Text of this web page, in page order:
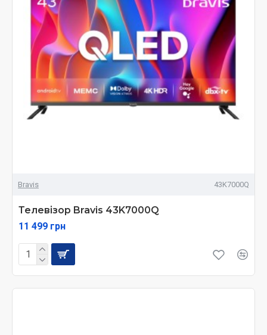
Bravis 43K7000Q
Телевізор Bravis 43K7000Q
11 499 грн